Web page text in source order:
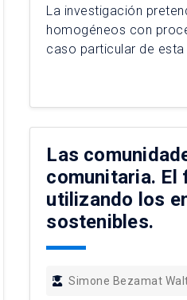
La investigación
homogéneos con
caso particular de
Las
comunitaria.
utilizando los
sostenibles.
Simone Bezamat